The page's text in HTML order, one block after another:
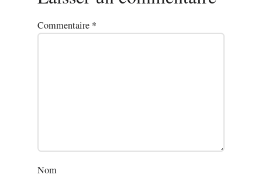
Commentaire *
Nom